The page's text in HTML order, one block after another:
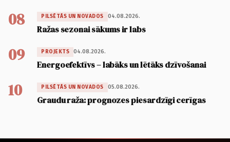
08 PILSĒTĀS UN NOVADOS 04.08.2026.
Ražas sezonai sākums ir labs
09 PROJEKTS 04.08.2026.
Energoefektīvs – labāks un lētāks dzīvošanai
10 PILSĒTĀS UN NOVADOS 05.08.2026.
Graudu raža: prognozes piesardzīgi cerīgas